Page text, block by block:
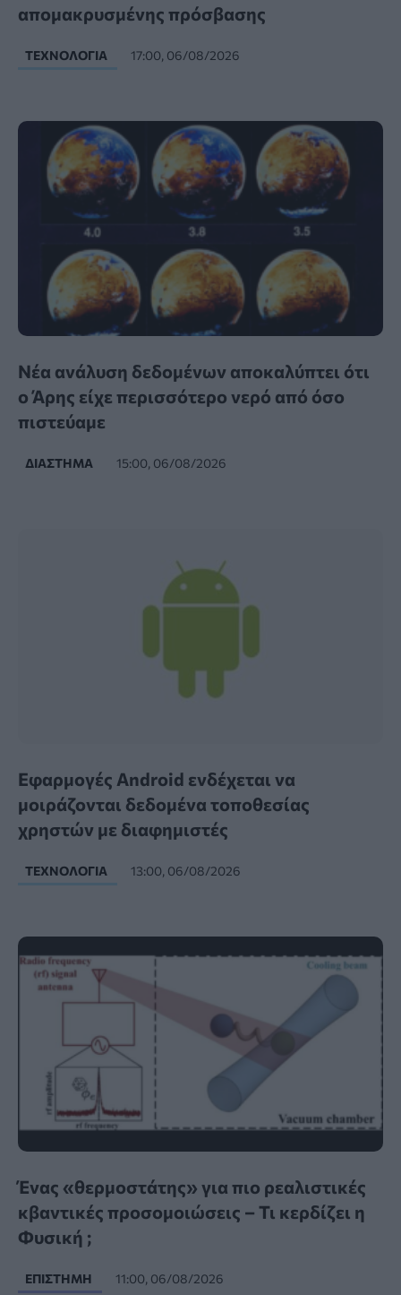
απομακρυσμένης πρόσβασης
ΤΕΧΝΟΛΟΓΊΑ 17:00, 06/08/2026
Νέα ανάλυση δεδομένων αποκαλύπτει ότι
ο Άρης είχε περισσότερο νερό από όσο
πιστεύαμε
ΔΙΆΣΤΗΜΑ 15:00, 06/08/2026
Εφαρμογές Android ενδέχεται να
μοιράζονται δεδομένα τοποθεσίας
χρηστών με διαφημιστές
ΤΕΧΝΟΛΟΓΊΑ 13:00, 06/08/2026
Ένας «θερμοστάτης» για πιο ρεαλιστικές
κβαντικές προσομοιώσεις – Τι κερδίζει η
Φυσική ;
ΕΠΙΣΤΉΜΗ 11:00, 06/08/2026